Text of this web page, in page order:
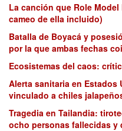
La canción que Role
cameo de ella incluido)
Batalla de Boyacá y
por la que ambas fechas
Ecosistemas del caos:
Alerta sanitaria en Estados
vinculado a chiles
Tragedia en Tailandia:
ocho personas fallecidas y